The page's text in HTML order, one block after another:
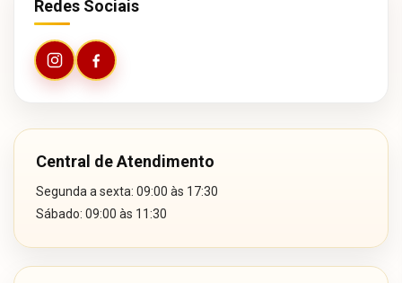
Redes Sociais
Central de Atendimento
Segunda a sexta: 09:00 às 17:30
Sábado: 09:00 às 11:30